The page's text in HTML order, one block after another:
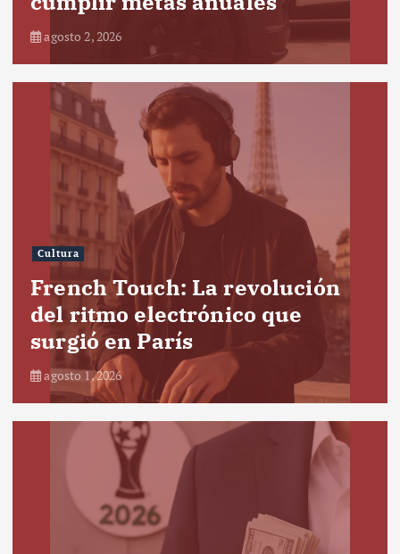
agosto 2, 2026
Cultura
French Touch: La revolución
del ritmo electrónico que
surgió en París
agosto 1, 2026